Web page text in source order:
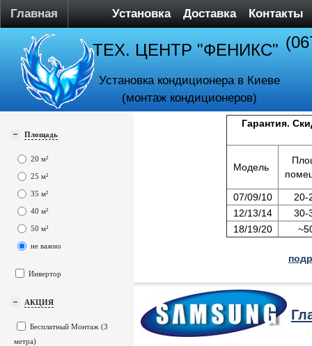
Главная Установка Доставка Контакты
ТЕХ. ЦЕНТР "ФЕНИКС"
Установка кондиционера в Киеве
(монтаж кондиционеров)
Площадь
20 м²
25 м²
35 м²
40 м²
50 м²
не важно
Инвертор
АКЦИЯ
Бесплатный Монтаж (3
метра)
Гарантия.
Модель
07/09/10
20-
12/13/14
30-
18/19/20